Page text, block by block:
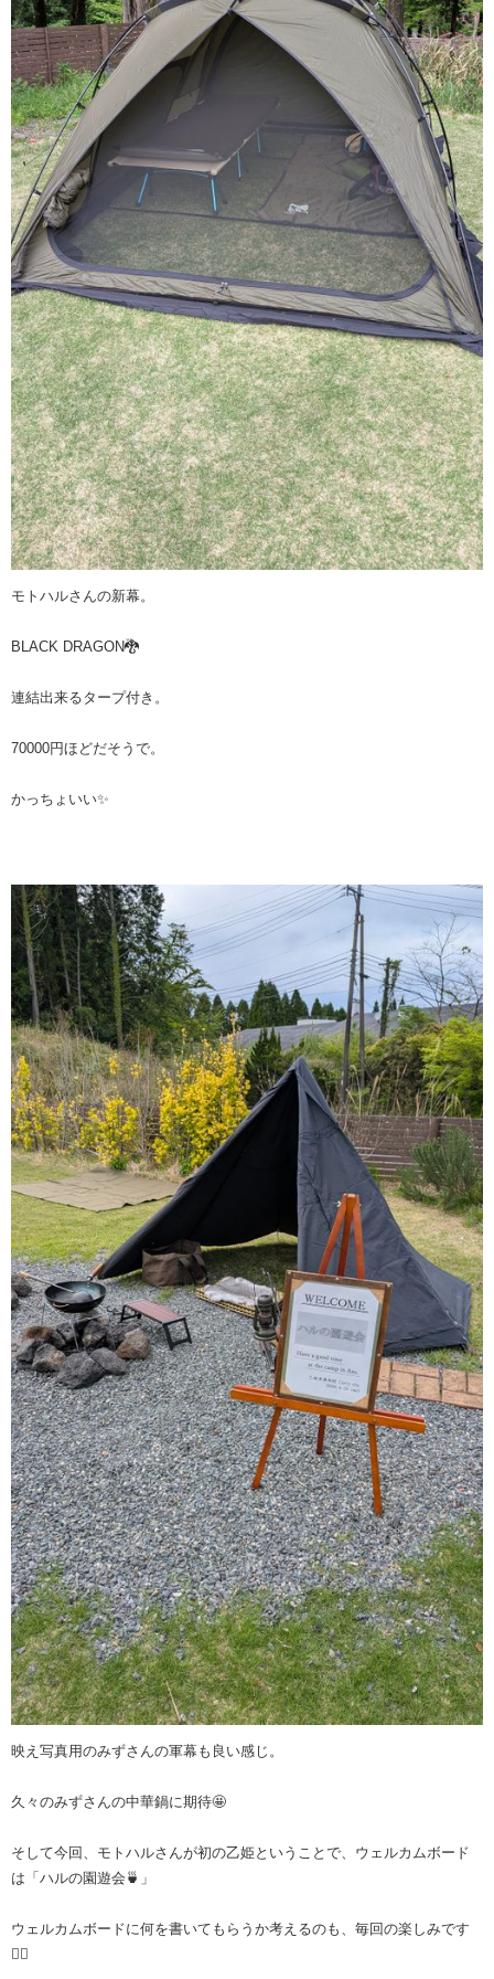
モトハルさんの新幕。
BLACK DRAGON🐉
連結出来るタープ付き。
70000円ほどだそうで。
かっちょいい✨
映え写真用のみずさんの軍幕も良い感じ。
久々のみずさんの中華鍋に期待🤩
そして今回、モトハルさんが初の乙姫ということで、ウェルカムボード
は「ハルの園遊会🍵」
ウェルカムボードに何を書いてもらうか考えるのも、毎回の楽しみです
☝🏼